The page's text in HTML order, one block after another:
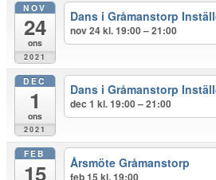
NOV
24
ons
2021
Dans i Gråmanstorp
nov 24 kl. 19:00 – 21:00
DEC
1
ons
2021
Dans i Gråmanstorp
dec 1 kl. 19:00 – 21:00
FEB
15 Årsmöte Gråmanstorp
feb 15 kl. 19:00